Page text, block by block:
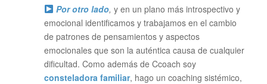
Por otro lado, y en un plano más introspectivo y
emocional identificamos y trabajamos en el cambio
de patrones de pensamientos y aspectos
emocionales que son la auténtica causa de cualquier
dificultad. Como además de Ccoach soy
consteladora familiar, hago un coaching sistémico,